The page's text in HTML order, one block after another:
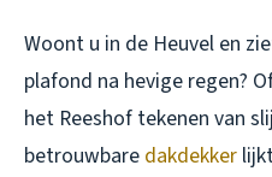
Woont u in de Heuvel en
plafond na hevige regen?
het Reeshof tekenen van
betrouwbare dakdekker